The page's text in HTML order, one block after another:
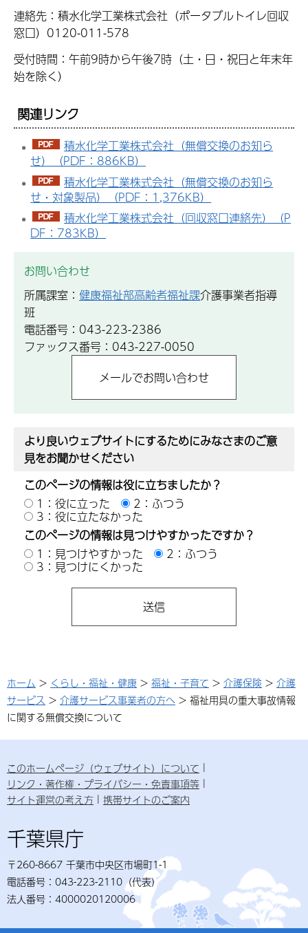
連絡先：積水化学工業株式会社（ポータブルトイレ回収
窓口）0120-011-578
受付時間：午前9時から午後7時（土・日・祝日と年末年
始を除く）
関連リンク
積水化学工業株式会社（無償交換のお知ら
せ）（PDF：886KB）
積水化学工業株式会社（無償交換のお知ら
せ・対象製品）（PDF：1,376KB）
積水化学工業株式会社（回収窓口連絡先）（P
DF：783KB）
お問い合わせ
所属課室： 健康福祉部高齢者福祉課介護事業者指導
班
電話番号：043-223-2386
ファックス番号：043-227-0050
より良いウェブサイトにするためにみなさまのご意
見をお聞かせください
このページの情報は役に立ちましたか？
1：役に立った
2：ふつう
3：役に立たなかった
このページの情報は見つけやすかったですか？
1：見つけやすかった
2：ふつう
3：見つけにくかった
ホーム > くらし・福祉・健康 > 福祉・子育て > 介護保険 > 介護
サービス > 介護サービス事業者の方へ > 福祉用具の重大事故情報
に関する無償交換について
このホームページ（ウェブサイト）について
リンク・著作権・プライバシー・免責事項等
サイト運営の考え方
携帯サイトのご案内
千葉県庁
〒260-8667 千葉市中央区市場町1-1
電話番号：043-223-2110（代表）
法人番号：4000020120006